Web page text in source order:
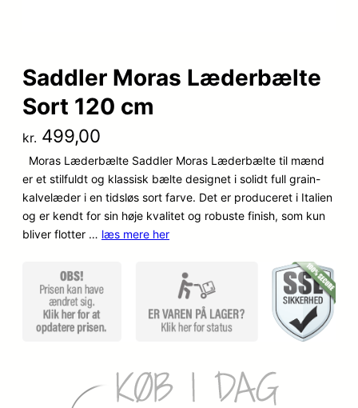
Saddler Moras Læderbælte
Sort 120 cm
kr. 499,00
Moras Læderbælte Saddler Moras Læderbælte til mænd
er et stilfuldt og klassisk bælte designet i solidt full grain-
kalvelæder i en tidsløs sort farve. Det er produceret i Italien
og er kendt for sin høje kvalitet og robuste finish, som kun
bliver flotter … læs mere her